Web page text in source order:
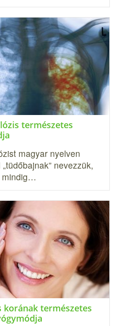
természetes
magyar nyelven
nevezzük,
mindig…
korának természetes